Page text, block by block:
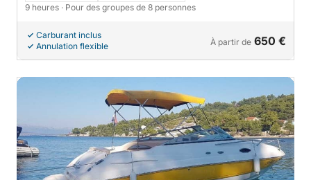
9 heures · Pour des groupes de 8 personnes
Carburant inclus
Annulation flexible
À partir de 650 €